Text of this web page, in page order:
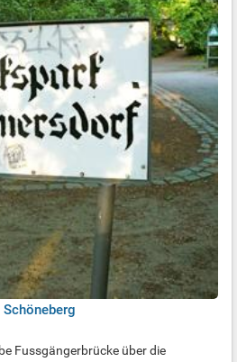
Fussgängerbrücke über die